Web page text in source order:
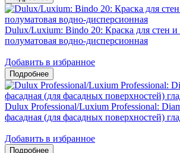
Dulux/Luxium: Bindo 20: Краска для стен и
полуматовая водно-дисперсионная
Добавить в избранное
Dulux Professional/Luxium Professional:
фасадная (для фасадных поверхностей)
Добавить в избранное